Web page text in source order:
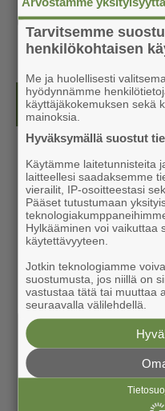
Kesälehti (ilmainen)
Tarvitsemme
henkilökohtaisen
Me ja huolellisesti
hyödynnämme
käyttäjäkokemuksen sekä
mainoksia.
Hyväksymällä suostut
Käytämme laitetunnisteita
laitteellesi saadaksemme
vierailit, IP-osoitteestasi
Pääset tutustumaan
Hylkääminen voi vaikuttaa
käytettävyyteen.
Jotkin teknologiamme
suostumusta, jos niillä on
vastustaa tätä tai muuttaa
seuraavalla välilehdellä.